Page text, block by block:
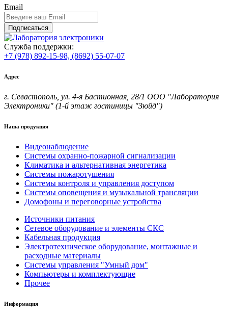
Email
Подписаться
Служба поддержки:
+7 (978) 892-15-98, (8692) 55-07-07
Адрес
г. Севастополь, ул. 4-я Бастионная, 28/1 ООО "Лаборатория
Электроники" (1-й этаж гостиницы "Зюйд")
Наша продукция
Видеонаблюдение
Системы охранно-пожарной сигнализации
Климатика и альтернативная энергетика
Системы пожаротушения
Системы контроля и управления доступом
Системы оповещения и музыкальной трансляции
Домофоны и переговорные устройства
Источники питания
Сетевое оборудование и элементы СКС
Кабельная продукция
Электротехническое оборудование, монтажные и
расходные материалы
Системы управления "Умный дом"
Компьютеры и комплектующие
Прочее
Информация